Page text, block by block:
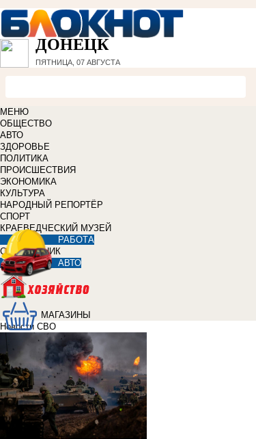
ДОНЕЦК
ПЯТНИЦА, 07 АВГУСТА
МЕНЮ
ОБЩЕСТВО
АВТО
ЗДОРОВЬЕ
ПОЛИТИКА
ПРОИСШЕСТВИЯ
ЭКОНОМИКА
КУЛЬТУРА
НАРОДНЫЙ РЕПОРТЁР
СПОРТ
КРАЕВЕДЧЕСКИЙ МУЗЕЙ
РАБОТА
СПРАВОЧНИК
АВТО
МАГАЗИНЫ
Новости СВО